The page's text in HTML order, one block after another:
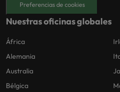
Preferencias de cookies
Nuestras oficinas globales
África
Alemania
Australia
Bélgica